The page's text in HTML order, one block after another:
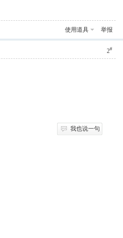
使用道具 举报
2#
我也说一句